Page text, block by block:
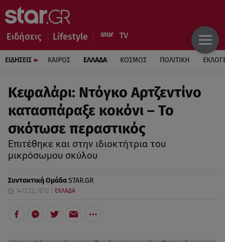
Ειδήσεις Lifestyle
ΕΙΔΗΣΕΙΣ ΚΑΙΡΟΣ ΕΛΛΑΔΑ ΚΟΣΜΟΣ ΠΟΛΙΤΙΚΗ
Κεφαλάρι: Ντόγκο Αρτζεντίνο
κατασπάραξε κοκόνι – Το
σκότωσε περαστικός
Επιτέθηκε και στην ιδιοκτήτρια του
μικρόσωμου σκύλου
Συντακτική ΟμάδαSTAR.GR
14.12.22, 10:12 ΕΛΛΑΔΑ